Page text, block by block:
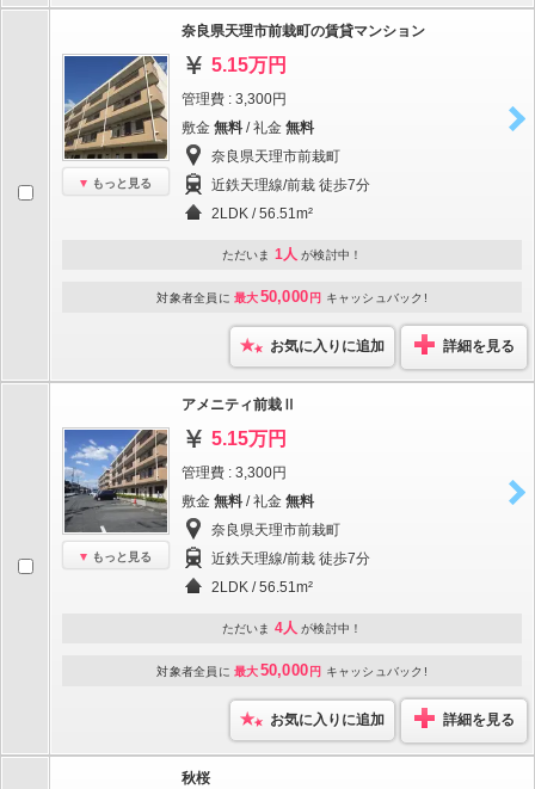
もっと見る
奈良県天理市前栽町の賃貸マンション
5.15万円
管理費 : 3,300円
敷金 無料 / 礼金 無料
奈良県天理市前栽町
近鉄天理線/前栽 徒歩7分
2LDK / 56.51m²
ただいま 1人 が検討中！
対象者全員に 最大50,000 円 キャッシュバック!
お気に入りに追加 詳細を見る
もっと見る
アメニティ前栽Ⅱ
5.15万円
管理費 : 3,300円
敷金 無料 / 礼金 無料
奈良県天理市前栽町
近鉄天理線/前栽 徒歩7分
2LDK / 56.51m²
ただいま 4人 が検討中！
対象者全員に 最大50,000 円 キャッシュバック!
お気に入りに追加 詳細を見る
秋桜